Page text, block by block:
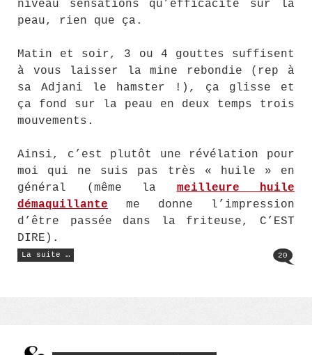
niveau sensations qu’efficacité sur la
peau, rien que ça.
Matin et soir, 3 ou 4 gouttes suffisent
à vous laisser la mine rebondie (rep à
sa Adjani le hamster !), ça glisse et
ça fond sur la peau en deux temps trois
mouvements.
Ainsi, c’est plutôt une révélation pour
moi qui ne suis pas très « huile » en
général (même la meilleure huile
démaquillante me donne l’impression
d’être passée dans la friteuse, C’EST
DIRE).
La suite …
« Une
huile
20